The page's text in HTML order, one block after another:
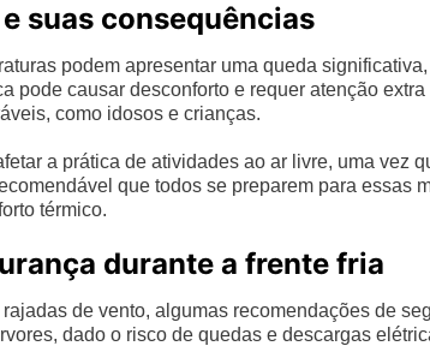
suas consequências
podem apresentar uma queda
pode causar desconforto e requer atenção extra
como idosos e crianças.
a prática de atividades ao ar livre, uma vez
que todos se preparem para essas
térmico.
durante a frente fria
de vento, algumas recomendações de
dado o risco de quedas e descargas